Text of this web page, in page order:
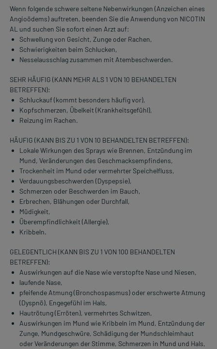
Wenn folgende schwere seltene Nebenwirkungen (Anzeichen eines
Angioödems) auftreten, beenden Sie die Anwendung von NICOTIN
AL und suchen Sie sofort einen Arzt auf:
Schwellung von Gesicht, Zunge oder Rachen,
Schwierigkeiten beim Schlucken,
Nesselausschlag zusammen mit Atembeschwerden.
SEHR HÄUFIG (KANN MEHR ALS 1 VON 10 BEHANDELTEN
BETREFFEN):
Schluckauf (kommt besonders häufig vor),
Kopfschmerzen, Übelkeit (Krankheitsgefühl),
Reizung im Rachen.
HÄUFIG (KANN BIS ZU 1 VON 10 BEHANDELTEN BETREFFEN):
Lokale Wirkungen des Sprays wie Brennen, Entzündung im
Mund, Veränderungen des Geschmacksempfindens,
Trockenheit im Mund oder vermehrter Speichelfluss,
Verdauungsbeschwerden (Dyspepsie),
Schmerzen oder Beschwerden im Bauch,
Erbrechen, Blähungen oder Durchfall,
Müdigkeit,
Überempfindlichkeit (Allergie),
Kribbeln.
GELEGENTLICH (KANN BIS ZU 1 VON 100 BEHANDELTEN
BETREFFEN):
Auswirkungen auf die Nase wie verstopfte Nase und Niesen,
laufende Nase,
pfeifende Atmung (Bronchospasmus) oder erschwerte Atmung
(Dyspnö), Engegefühl im Hals,
Hautrötung (Erröten), vermehrtes Schwitzen,
Auswirkungen im Mund wie Kribbeln im Mund, Entzündung der
Zunge, Mundgeschwüre, Schädigung der Mundschleimhaut
oder Veränderungen der Stimme, Schmerzen in Mund und Hals,